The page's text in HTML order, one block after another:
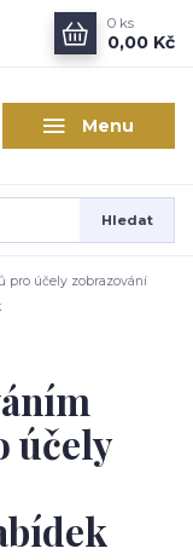
Menu
Hledat
0 ks
0,00 Kč
pro účely zobrazování
účely